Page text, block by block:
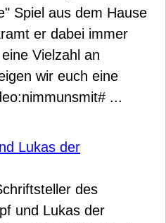
Spiel aus dem Hause
er dabei immer
Vielzahl an
wir euch eine
...
Lukas der
des
und Lukas der